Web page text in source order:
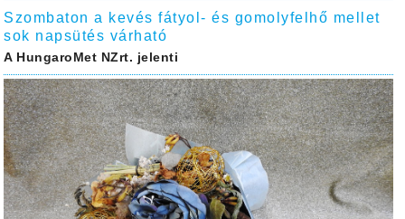
Szombaton a kevés fátyol- és gomolyfelhő mellet
sok napsütés várható
A HungaroMet NZrt. jelenti